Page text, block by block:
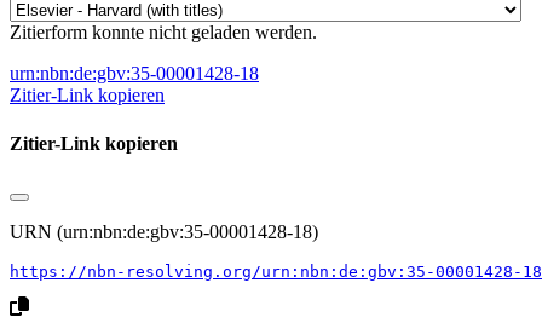
Zitierform konnte nicht geladen werden.
urn:nbn:de:gbv:35-00001428-18
Zitier-Link kopieren
Zitier-Link kopieren
URN (urn:nbn:de:gbv:35-00001428-18)
https://nbn-resolving.org/urn:nbn:de:gbv:35-00001428-18